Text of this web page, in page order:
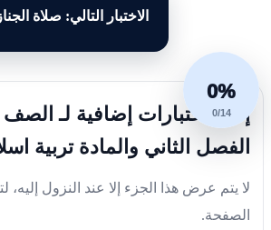
الاختبار التالي: صلاة
0%
0/14
إليك اختبارات إضافية لـ
الفصل الثاني والمادة تربية
لا يتم عرض هذا الجزء إلا عند النزول إليه،
الصفحة.